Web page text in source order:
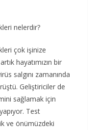
nelerdir?
çok işinize
hayatımızın bir
salgını zamanında
Geliştiriciler de
sağlamak için
Test
ve önümüzdeki